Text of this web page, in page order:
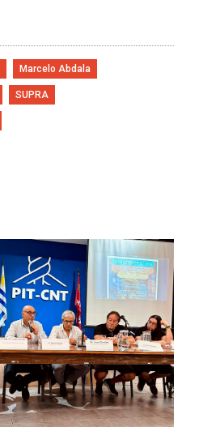
Marcelo Abdala
SUPRA